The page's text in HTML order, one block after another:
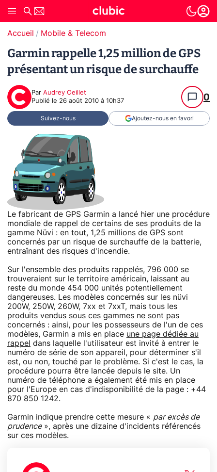
Accueil Mobile & Telecom
Garmin rappelle 1,25 million de GPS
présentant un risque de surchauffe
Par Audrey Oeillet
Publié le 26 août 2010 à 10h37 0
Suivez-nous Ajoutez-nous en favori
Le fabricant de GPS Garmin a lancé hier une procédure
mondiale de rappel de certains de ses produits de la
gamme Nüvi : en tout, 1,25 millions de GPS sont
concernés par un risque de surchauffe de la batterie,
entraînant des risques d'incendie.
Sur l'ensemble des produits rappelés, 796 000 se
trouveraient sur le territoire américain, laissant au
reste du monde 454 000 unités potentiellement
dangereuses. Les modèles concernés sur les nüvi
200W, 250W, 260W, 7xx et 7xxT, mais tous les
produits vendus sous ces gammes ne sont pas
concernés : ainsi, pour les possesseurs de l'un de ces
modèles, Garmin a mis en place une page dédiée au
rappel dans laquelle l'utilisateur est invité à entrer le
numéro de série de son appareil, pour déterminer s'il
est, ou non, touché par le problème. Si c'est le cas, la
procédure pourra être lancée depuis le site. Un
numéro de téléphone a également été mis en place
pour l'Europe en cas d'indisponibilité de la page : +44
870 850 1242.
Garmin indique prendre cette mesure « par excès de
prudence», après une dizaine d'incidents référencés
sur ces modèles.